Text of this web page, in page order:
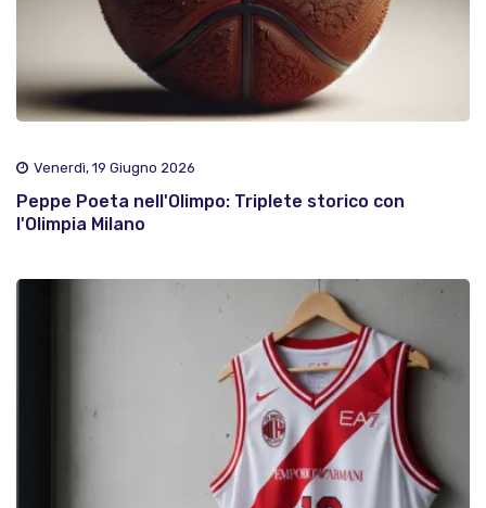
Venerdì, 19 Giugno 2026
Peppe Poeta nell'Olimpo: Triplete storico con
l'Olimpia Milano